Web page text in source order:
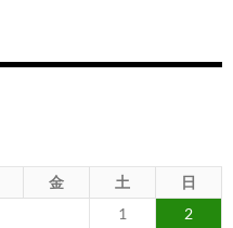
金 土
日
1
2